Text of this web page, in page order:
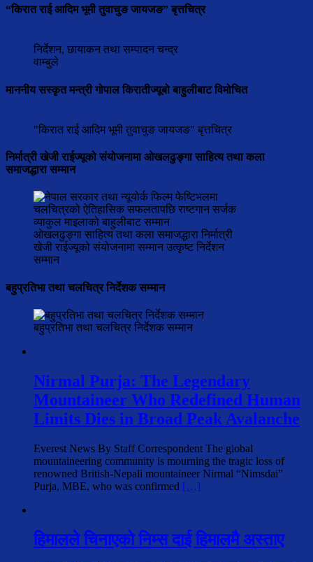
“किरात राई आदिम भूमी तुवाचुङ जायजङ” बृत्तचित्र
निर्देशन, छायाकन तथा सम्पादन चन्द्र
वाम्बुले
माननीय सस्कृत मन्त्री गोपाल किरातीज्यूबो बाहुलीबाट विमोचित
"किरात राई आदिम भूमी तुवाचुङ जायजङ" बृत्तचित्र
निर्मात्री खेजी राईज्यूको संयोजनामा ओखलढुङ्गा साहित्य तथा कला
समाजद्धारा सम्मान
ओखलढुङ्गा साहित्य तथा कला समाजद्धारा निर्मात्री
खेजी राईज्यूको संयोजनामा सम्मान उत्कृष्ट निर्देशन
सम्मान
बहुप्रतिभा तथा चलचित्र निर्देशक सम्मान
बहुप्रतिभा तथा चलचित्र निर्देशक सम्मान
Nirmal Purja: The Legendary
Mountaineer Who Redefined Human
Limits Dies in Broad Peak Avalanche
Everest News By Staff Correspondent The global
mountaineering community is mourning the tragic loss of
renowned British-Nepali mountaineer Nirmal “Nimsdai”
Purja, MBE, who was confirmed […]
हिमालले चिनाएको निम्स दाई हिमालमै अस्ताए